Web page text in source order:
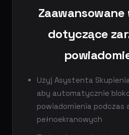
dotyczące
Użyj Asystenta
aby automatycznie
powiadomienia podczas
pełnoekranowych